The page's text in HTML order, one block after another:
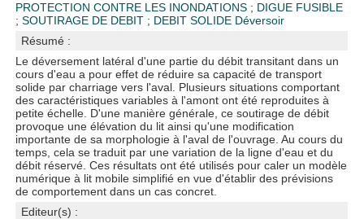
PROTECTION CONTRE LES INONDATIONS ; DIGUE FUSIBLE
;SOUTIRAGE DE DEBIT ; DEBIT SOLIDE Déversoir
Résumé :
Le déversement latéral d'une partie du débit transitant dans un
cours d'eau a pour effet de réduire sa capacité de transport
solide par charriage vers l'aval. Plusieurs situations comportant
des caractéristiques variables à l'amont ont été reproduites à
petite échelle. D'une manière générale, ce soutirage de débit
provoque une élévation du lit ainsi qu'une modification
importante de sa morphologie à l'aval de l'ouvrage. Au cours du
temps, cela se traduit par une variation de la ligne d'eau et du
débit réservé. Ces résultats ont été utilisés pour caler un modèle
numérique à lit mobile simplifié en vue d'établir des prévisions
de comportement dans un cas concret.
Editeur(s) :